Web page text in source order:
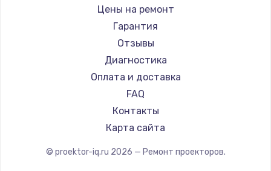
Barco
Xgimi
JVC
Casio
Hiper
HITACHI
Panasonic
Hisense
Цены на ремонт
Гарантия
Отзывы
Диагностика
Оплата и доставка
FAQ
Контакты
Карта сайта
© proektor-iq.ru 2026 — Ремонт проекторов.